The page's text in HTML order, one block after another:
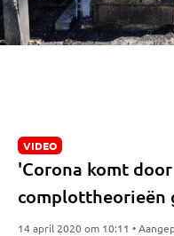
VIDEO
'Corona komt
complottheorieën
14 april 2020 om 10:11 •